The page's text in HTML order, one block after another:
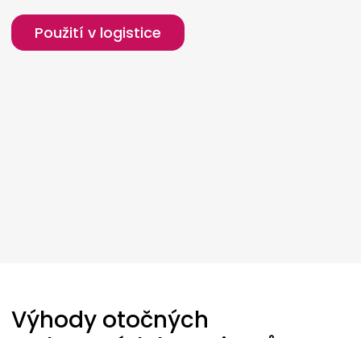
Použití v logistice
Výhody otočných